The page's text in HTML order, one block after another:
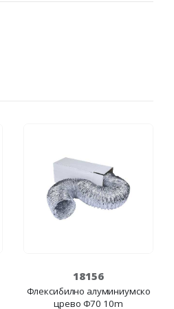
18156
Флексибилно алуминиумско
црево Ф70 10m